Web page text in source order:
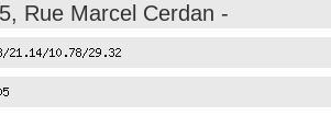
Rue Marcel Cerdan -